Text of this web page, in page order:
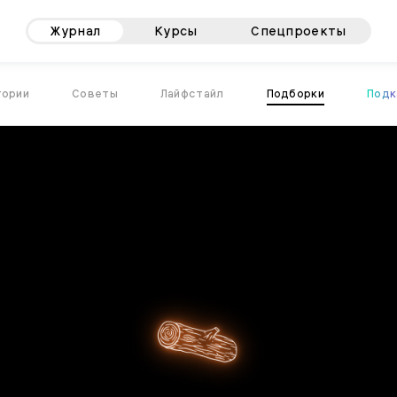
Журнал Курсы Спецпроекты
Советы Лайфстайл Подборки